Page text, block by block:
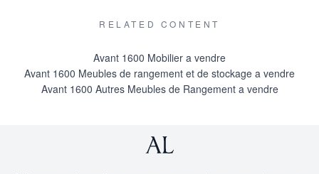
RELATED CONTENT
Avant 1600 Mobilier a vendre
Avant 1600 Meubles de rangement et de stockage a vendre
Avant 1600 Autres Meubles de Rangement a vendre